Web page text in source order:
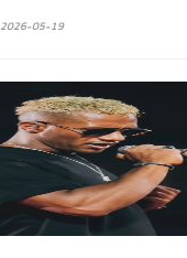
2026-05-19